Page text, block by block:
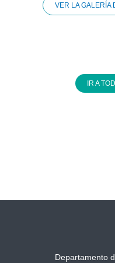
VER LA GALERÍA
IR A
Departamento